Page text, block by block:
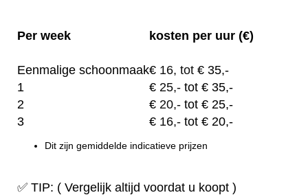
Per week kosten per uur (€)
Eenmalige schoonmaak€ 16, tot € 35,-
1
€ 25,- tot € 35,-
2
€ 20,- tot € 25,-
3
€ 16,- tot € 20,-
Dit zijn gemiddelde indicatieve prijzen
✅ TIP: ( Vergelijk altijd voordat u koopt )